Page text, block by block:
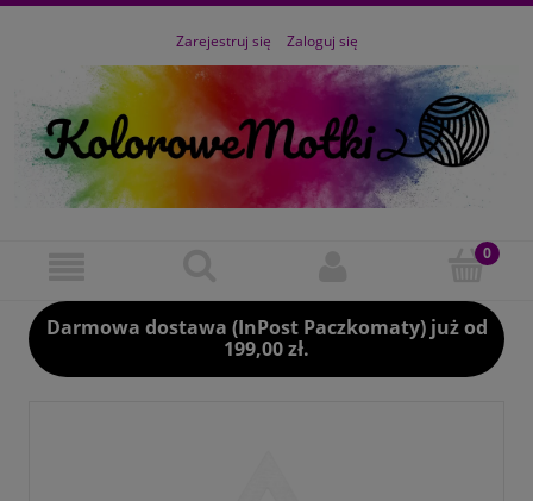
Zarejestruj się Zaloguj się
Darmowa dostawa (InPost Paczkomaty) już od
199,00 zł.